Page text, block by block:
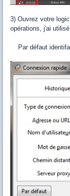
3) Ouvrez votre
opérations, j'ai
Par défaut